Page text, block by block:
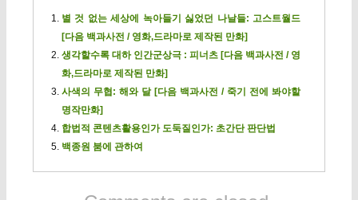
별 것 없는 세상에 녹아들기 싫었던 나날들: 고스트월드
[다음 백과사전 / 영화,드라마로 제작된 만화]
생각할수록 대하 인간군상극 : 피너츠 [다음 백과사전 / 영
화,드라마로 제작된 만화]
사색의 무협: 해와 달 [다음 백과사전 / 죽기 전에 봐야할
명작만화]
합법적 콘텐츠활용인가 도둑질인가: 초간단 판단법
백종원 붐에 관하여